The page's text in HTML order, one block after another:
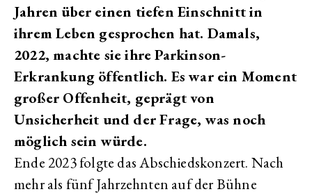
Jahren über einen tiefen Einschnitt in
ihrem Leben gesprochen hat. Damals,
2022, machte sie ihre Parkinson-
Erkrankung öffentlich. Es war ein Moment
großer Offenheit, geprägt von
Unsicherheit und der Frage, was noch
möglich sein würde.
Ende 2023 folgte das Abschiedskonzert. Nach
mehr als fünf Jahrzehnten auf der Bühne